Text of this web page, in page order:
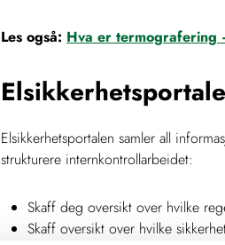
Les også: Hva er
Elsikkerhetsportalen samler all
strukturere internkontrollarbeidet:
Skaff deg oversikt over hvilke
Skaff oversikt over hvilke